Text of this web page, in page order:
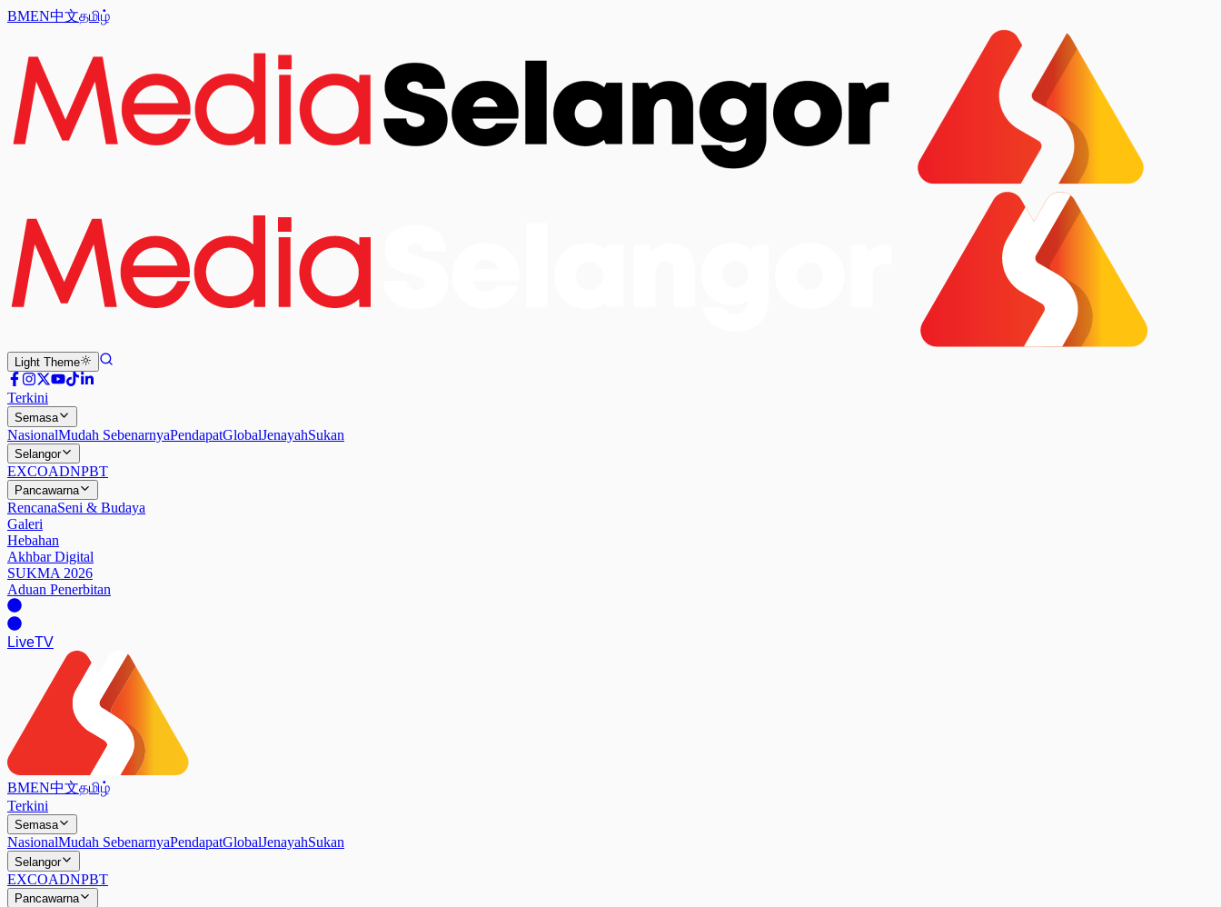
BMEN中文தமிழ்
Light Theme
Terkini
Semasa
NasionalMudah SebenarnyaPendapatGlobalJenayahSukan
Selangor
EXCOADNPBT
Pancawarna
RencanaSeni & Budaya
Galeri
Hebahan
Akhbar Digital
SUKMA 2026
Aduan Penerbitan
LiveTV
BMEN中文தமிழ்
Terkini
Semasa
NasionalMudah SebenarnyaPendapatGlobalJenayahSukan
Selangor
EXCOADNPBT
Pancawarna